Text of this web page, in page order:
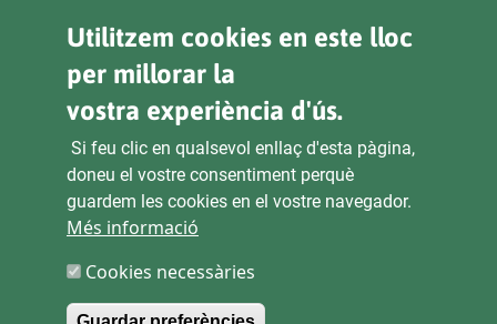
Pl. Ajuntament 9, 2° 46002. València
963 53 37 90
CANALS D'ATENCIÓ CIUTADANA
ENLACES
SEU ELECTRÒNICA
Utilitzem cookies en este lloc
per millorar la
vostra experiència d'ús.
Si feu clic en qualsevol enllaç d'esta pàgina,
doneu el vostre consentiment perquè
guardem les cookies en el vostre navegador.
Més informació
Cookies necessàries